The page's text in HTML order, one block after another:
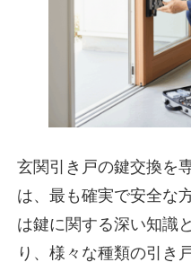
玄関引き戸の鍵交換を
は、最も確実で安全な
は鍵に関する深い知識
り、様々な種類の引き